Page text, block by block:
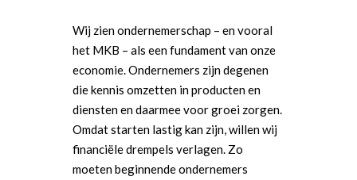
Wij zien ondernemerschap – en vooral
het MKB – als een fundament van onze
economie. Ondernemers zijn degenen
die kennis omzetten in producten en
diensten en daarmee voor groei zorgen.
Omdat starten lastig kan zijn, willen wij
financiële drempels verlagen. Zo
moeten beginnende ondernemers